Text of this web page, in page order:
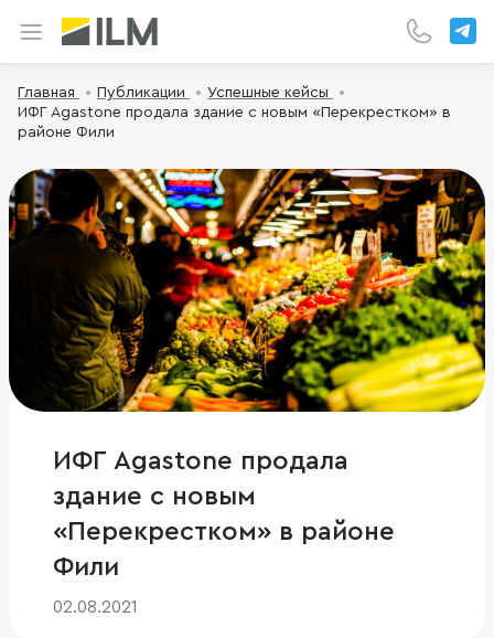
Главная Публикации
Успешные кейсы
ИФГ Agastone продала здание с новым «Перекрестком» в
районе Фили
ИФГ Agastone продала
здание с новым
«Перекрестком» в районе
Фили
02.08.2021